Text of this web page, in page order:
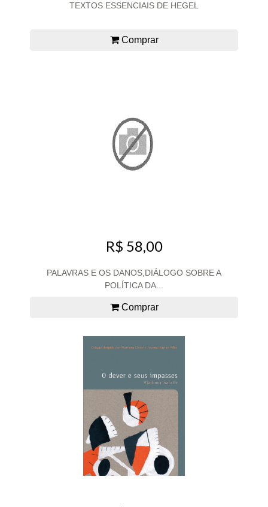
TEXTOS ESSENCIAIS DE HEGEL
Comprar
R$ 58,00
PALAVRAS E OS DANOS,DIÁLOGO SOBRE A
POLÍTICA DA...
Comprar